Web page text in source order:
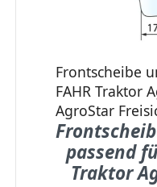
Frontscheibe
FAHR Traktor
AgroStar
passend
Traktor